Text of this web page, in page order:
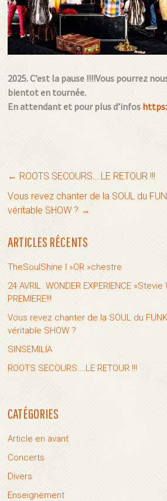
2025. C’est la pause !!!!Vous pourrez
bientot en tournée.
En attendant et pour plus d’infos
← ROOTS SECOURS….LE RETOUR !!!
Vous revez chanter de la SOUL du
véritable SHOW ? →
ARTICLES RÉCENTS
TheSoulShine l »OR »chestre
24 AVRIL. WONDER EXPERIENCE
PREMIERE!!!
Vous revez chanter de la SOUL du
véritable SHOW ?
SINSEMILIA
ROOTS SECOURS….LE RETOUR !!!
CATÉGORIES
Article en avant
Concerts
Divers
Enseignement